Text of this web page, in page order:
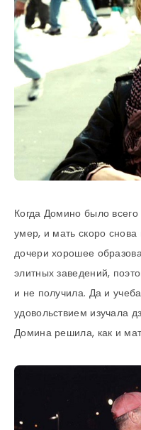
Когда Домино было
умер, и мать скоро
дочери хорошее
элитных заведений,
и не получила. Да и
удовольствием изучала
Домина решила, как и